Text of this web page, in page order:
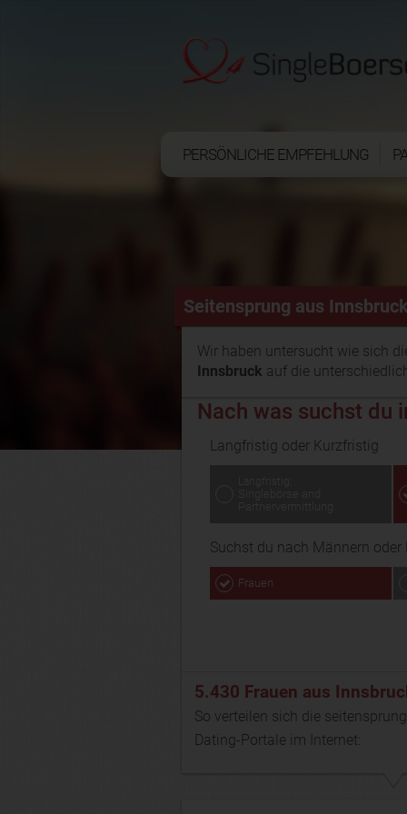
PERSÖNLICHE EMPFEHLUNG
Seitensprung aus Innsbruck
Wir haben untersucht wie sich
Innsbruck auf die
Nach was suchst du
Langfristig oder Kurzfristig
Suchst du nach Männern oder
Frauen
5.430 Frauen aus
So verteilen sich die
Dating-Portale im Internet: